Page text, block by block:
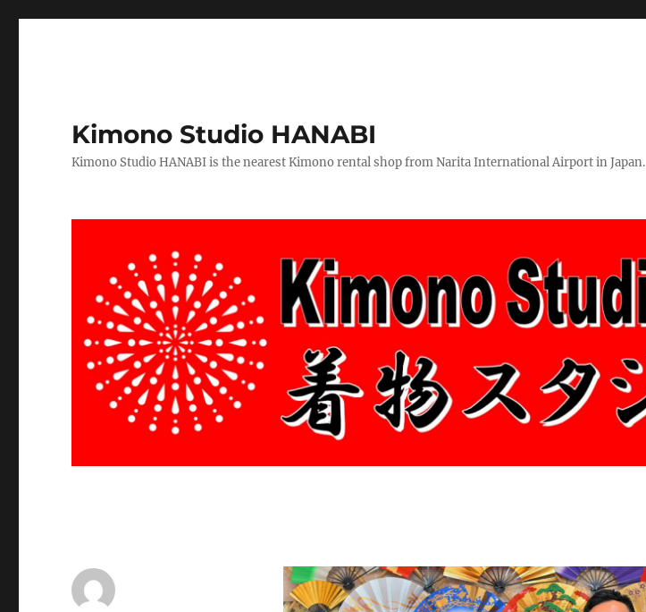
Kimono Studio HANABI
Kimono Studio HANABI is the nearest Kimono rental shop from Narita International Airport in Japan.